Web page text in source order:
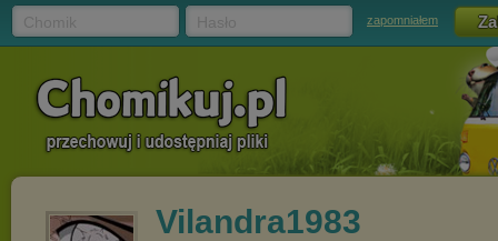
zapomniałem
Vilandra1983